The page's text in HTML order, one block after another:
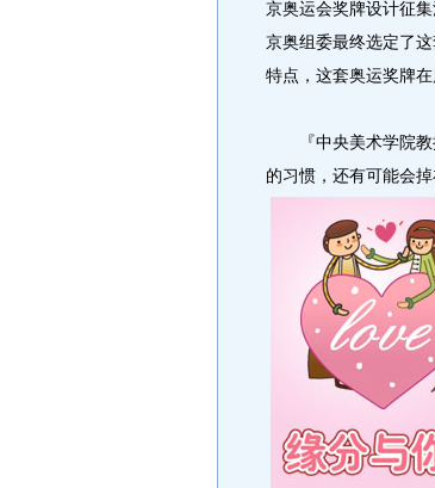
京奥运会奖牌设计征
京奥组委最终选定了
特点，这套奥运奖牌
『中央美术学院教
的习惯，还有可能会